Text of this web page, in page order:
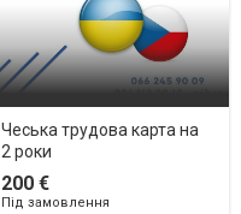
Чеська трудова карта на
2 роки
200 €
Під замовлення